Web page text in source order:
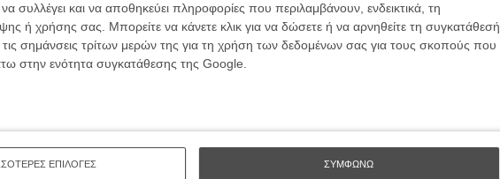
συλλέγει και να αποθηκεύει πληροφορίες που περιλαμβάνουν, ενδεικτικά, τη
ή χρήσης σας. Μπορείτε να κάνετε κλικ για να δώσετε ή να αρνηθείτε τη συγκατάθεσή
σημάνσεις τρίτων μερών της για τη χρήση των δεδομένων σας για τους σκοπούς που
στην ενότητα συγκατάθεσης της Google.
ΕΠΙΛΟΓΕΣ ΣΥΜΦΩΝΩ
Ραχίμ μιλούν στο Flix
μου, αλλά όχι πια η εμμονή μου»